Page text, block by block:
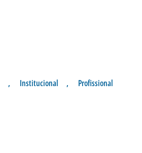
, Institucional , Profissional